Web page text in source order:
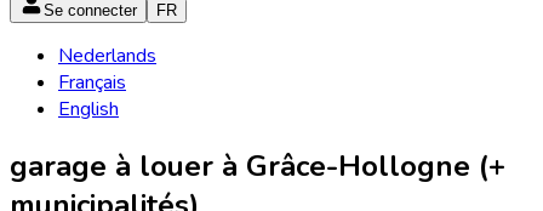
Se connecter FR
Nederlands
Français
English
garage à louer à Grâce-Hollogne (+